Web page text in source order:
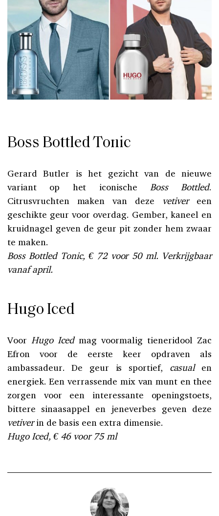
Boss Bottled Tonic
Gerard Butler is het gezicht van de nieuwe
variant op het iconische Boss Bottled.
Citrusvruchten maken van deze vetivereen
geschikte geur voor overdag. Gember, kaneel en
kruidnagel geven de geur pit zonder hem zwaar
te maken.
Boss Bottled Tonic, € 72 voor 50 ml. Verkrijgbaar
vanaf april.
Hugo Iced
Voor Hugo Icedmag voormalig tieneridool Zac
Efron voor de eerste keer opdraven als
ambassadeur. De geur is sportief, casualen
energiek. Een verrassende mix van munt en thee
zorgen voor een interessante openingstoets,
bittere sinaasappel en jeneverbes geven deze
vetiverin de basis een extra dimensie.
Hugo Iced, € 46 voor 75 ml